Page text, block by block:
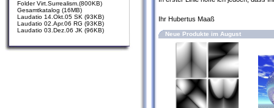
Folder Virt.Surrealism.(800KB)
Gesamtkatalog (16MB)
Laudatio 14.Okt.05 SK (93KB)
Laudatio 02.Apr.06 RG (93KB)
Laudatio 03.Dez.06 JK (96KB)
Ihr Hubertus Maaß
Neue Produkte im August